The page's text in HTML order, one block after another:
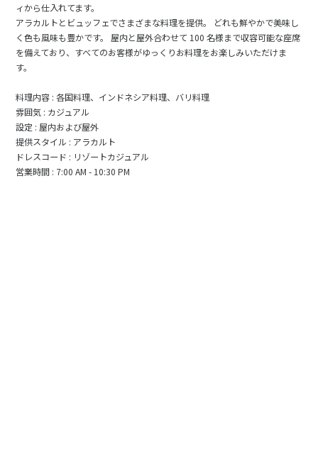
ィから仕入れてます。
アラカルトとビュッフェでさまざまな料理を提供。 どれも鮮やかで美味し
く色も風味も豊かです。 屋内と屋外合わせて 100 名様まで収容可能な座席
を備えており、すべてのお客様がゆっくりお料理をお楽しみいただけま
す。
料理内容 : 各国料理、インドネシア料理、バリ料理
雰囲気 : カジュアル
設定 : 屋内および屋外
提供スタイル : アラカルト
ドレスコード : リゾートカジュアル
営業時間 : 7:00 AM - 10:30 PM